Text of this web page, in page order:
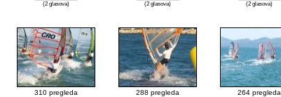
(2 glasova) (2 glasova) (2 glasova)
310 pregleda 288 pregleda 264 pregleda